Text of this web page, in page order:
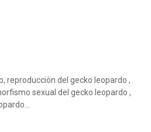
reproducción del gecko leopardo ,
sexual del gecko leopardo ,